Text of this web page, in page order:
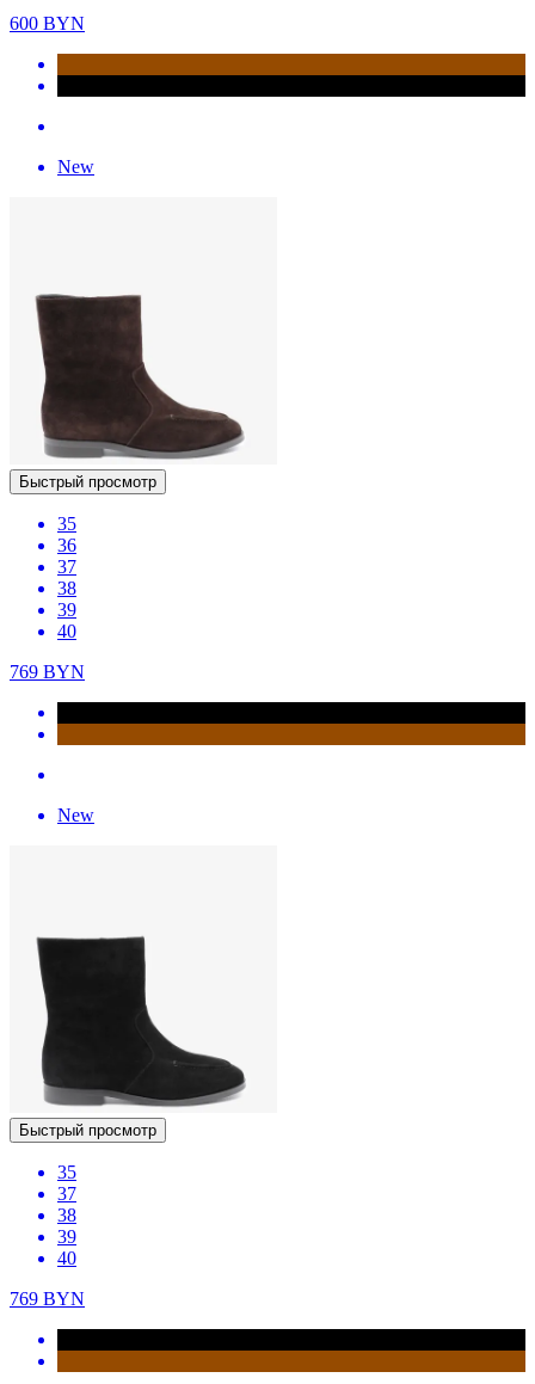
600 BYN
New
Быстрый просмотр
35
36
37
38
39
40
769 BYN
New
Быстрый просмотр
35
37
38
39
40
769 BYN